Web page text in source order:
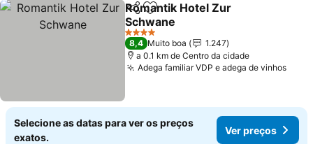
PartilharAdicionar aos favoritos
Romantik Hotel Zur
Schwane
Ver preços
4 Estrelas
8,4 Muito boa
1.247
a 0.1 km de Centro da cidade
Adega familiar VDP e adega de vinhosVer
Selecione as datas para ver os preços
exatos.
Ver preços